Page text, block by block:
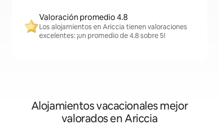
Valoración promedio 4.8
Los alojamientos en Ariccia tienen valoraciones
excelentes: ¡un promedio de 4.8 sobre 5!
Alojamientos vacacionales mejor
valorados en Ariccia